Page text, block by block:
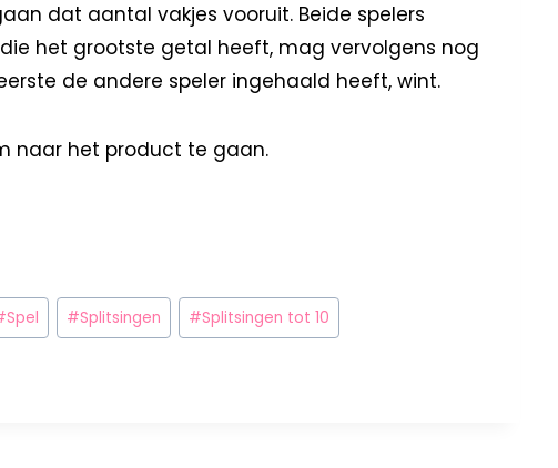
dat aantal vakjes vooruit. Beide spelers
het grootste getal heeft, mag vervolgens nog
de andere speler ingehaald heeft, wint.
naar het product te gaan.
Spel #Splitsingen #Splitsingen tot 10